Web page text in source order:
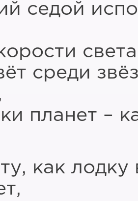
седой
среди
планет –
как